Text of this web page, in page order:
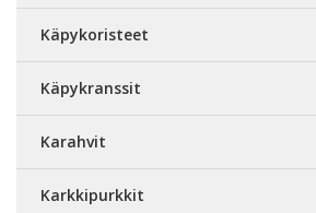
Käpykoristeet
Käpykranssit
Karahvit
Karkkipurkkit